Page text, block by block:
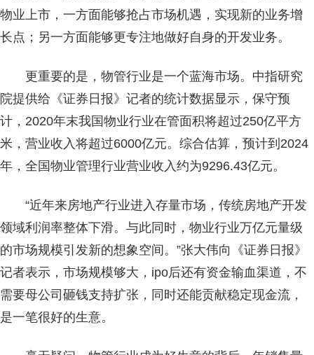
物业上市，一方面能够抢占市场机遇，实现新的业务增
长点；另一方面能够更专注地做好自身的开发业务。
更重要的是，物管行业是一个蓝海市场。中指研究
院提供给《证券日报》记者的统计数据显示，保守预
计，2020年末我国物业行业在管面积将超过250亿平方
米，营业收入将超过6000亿元。综合估算，预计到2024
年，全国物业管理行业营业收入约为9296.43亿元。
“近年来房地产行业进入存量市场，传统房地产开发
领域利润率整体下滑。与此同时，物业行业万亿元量级
的市场规模引发新的想象空间。”张大伟向《证券日报》
记者表示，市场规模够大，ipo后还有资金输血渠道，不
需要母公司砸钱支持扩张，同时还能贡献稳定现金流，
是一笔很好的生意。